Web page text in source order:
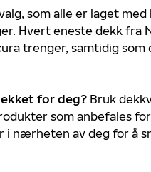
som alle er laget
Hvert eneste dekk fra
trenger, samtidig som
for deg? Bruk
som anbefales
i nærheten av deg for å